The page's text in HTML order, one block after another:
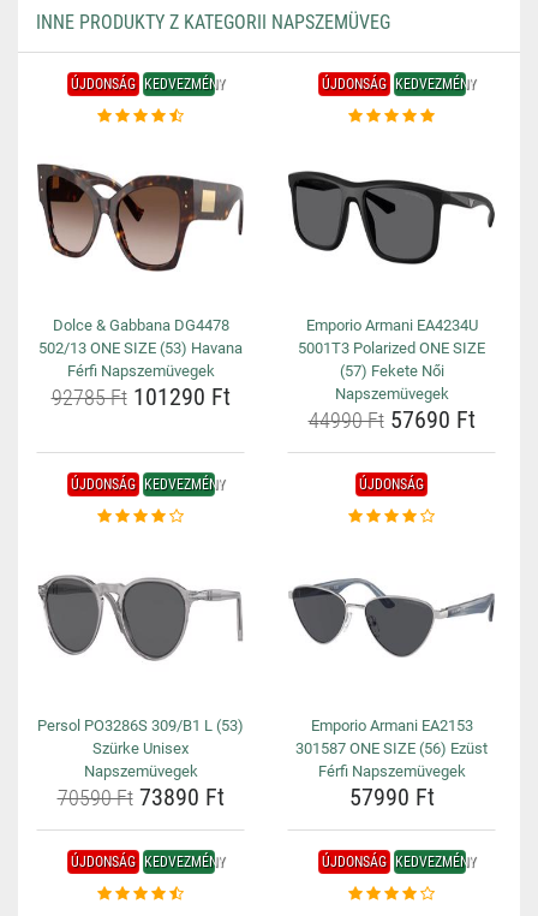
INNE PRODUKTY Z KATEGORII NAPSZEMÜVEG
ÚJDONSÁG KEDVEZMÉNY
Dolce & Gabbana DG4478
502/13 ONE SIZE (53) Havana
Férfi Napszemüvegek
92785 Ft101290 Ft
ÚJDONSÁG KEDVEZMÉNY
Emporio Armani EA4234U
5001T3 Polarized ONE SIZE
(57) Fekete Női
Napszemüvegek
44990 Ft57690 Ft
ÚJDONSÁG KEDVEZMÉNY
Persol PO3286S 309/B1 L (53)
Szürke Unisex
Napszemüvegek
70590 Ft73890 Ft
ÚJDONSÁG
Emporio Armani EA2153
301587 ONE SIZE (56) Ezüst
Férfi Napszemüvegek
57990 Ft
ÚJDONSÁG KEDVEZMÉNY ÚJDONSÁG KEDVEZMÉNY